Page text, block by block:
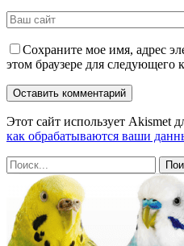
Сохраните мое имя, адрес
этом браузере для следующего
Этот сайт использует Akismet
как обрабатываются ваши